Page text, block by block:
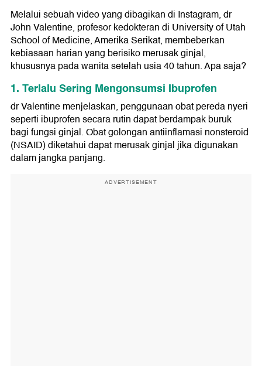
Melalui sebuah video yang dibagikan di Instagram, dr
John Valentine, profesor kedokteran di University of Utah
School of Medicine, Amerika Serikat, membeberkan
kebiasaan harian yang berisiko merusak ginjal,
khususnya pada wanita setelah usia 40 tahun. Apa saja?
1. Terlalu Sering Mengonsumsi Ibuprofen
dr Valentine menjelaskan, penggunaan obat pereda nyeri
seperti ibuprofen secara rutin dapat berdampak buruk
bagi fungsi ginjal. Obat golongan antiinflamasi nonsteroid
(NSAID) diketahui dapat merusak ginjal jika digunakan
dalam jangka panjang.
ADVERTISEMENT